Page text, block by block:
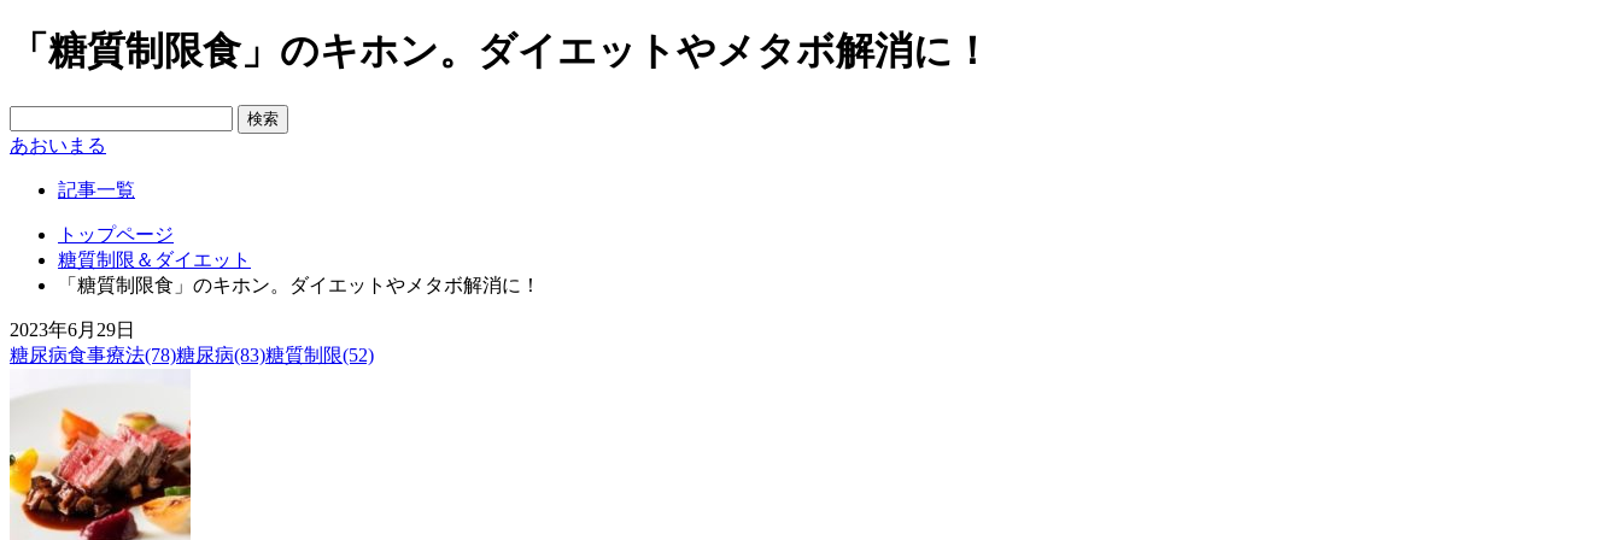
「糖質制限食」のキホン。ダイエットやメタボ解消に！
あおいまる
記事一覧
トップページ
糖質制限＆ダイエット
「糖質制限食」のキホン。ダイエットやメタボ解消に！
2023年6月29日
糖尿病食事療法(78)糖尿病(83)糖質制限(52)